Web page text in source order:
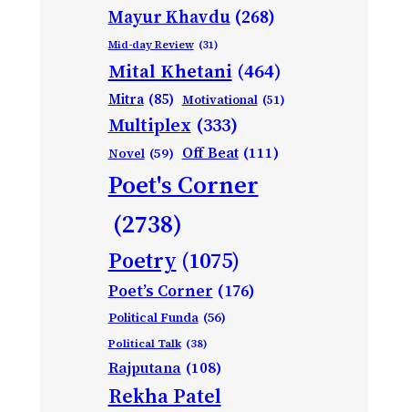
Mayur Khavdu (268)
Mid-day Review (31)
Mital Khetani (464)
Mitra (85) Motivational (51)
Multiplex (333)
Novel (59) Off Beat (111)
Poet's Corner
(2738)
Poetry (1075)
Poet’s Corner (176)
Political Funda (56)
Political Talk (38)
Rajputana (108)
Rekha Patel